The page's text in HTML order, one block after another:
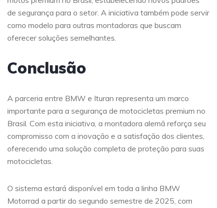
de segurança para o setor. A iniciativa também pode servir
como modelo para outras montadoras que buscam
oferecer soluções semelhantes.
Conclusão
A parceria entre BMW e Ituran representa um marco
importante para a segurança de motocicletas premium no
Brasil. Com esta iniciativa, a montadora alemã reforça seu
compromisso com a inovação e a satisfação dos clientes,
oferecendo uma solução completa de proteção para suas
motocicletas.
O sistema estará disponível em toda a linha BMW
Motorrad a partir do segundo semestre de 2025, com